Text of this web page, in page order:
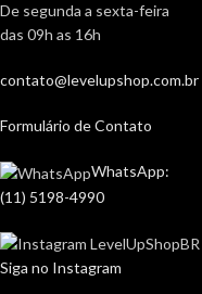
De segunda a sexta-feira
das 09h as 16h
contato@levelupshop.com.br
Formulário de Contato
WhatsApp:
(11) 5198-4990
Siga no Instagram